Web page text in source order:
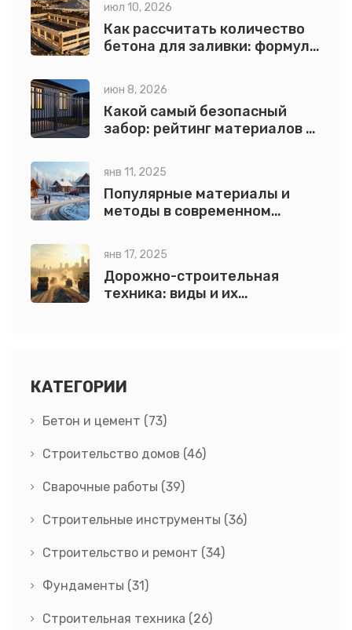
июл 10, 2026
Как рассчитать количество
бетона для заливки: формулы
июн 8, 2026
Какой самый безопасный
забор: рейтинг материалов и
янв 11, 2025
Популярные материалы и
методы в современном
янв 17, 2025
Дорожно-строительная
техника: виды и их
КАТЕГОРИИ
Бетон и цемент (73)
Строительство домов (46)
Сварочные работы (39)
Строительные инструменты (36)
Строительство и ремонт (34)
Фундаменты (31)
Строительная техника (26)